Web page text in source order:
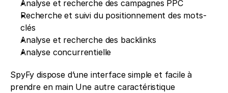
Analyse et recherche des campagnes PPC
Recherche et suivi du positionnement des mots-
clés
Analyse et recherche des backlinks
Analyse concurrentielle
SpyFy dispose d’une interface simple et facile à
prendre en main Une autre caractéristique